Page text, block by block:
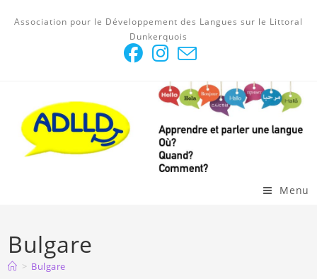
Association pour le Développement des Langues sur le Littoral
Dunkerquois
Menu
Bulgare
> Bulgare